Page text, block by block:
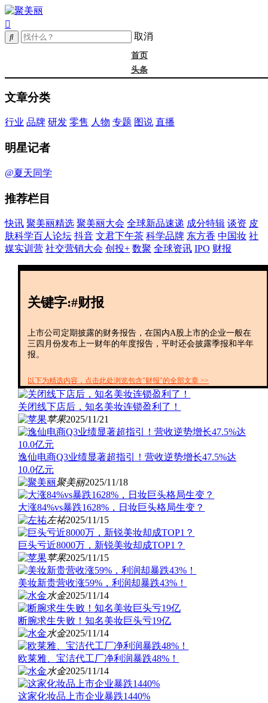
取消
首页
头条
成分
中国妆
实训营
创投+
财报
文章分类
行业 品牌 研发 零售 人物 专题 图说 直播
明星记者
@夏天同学
推荐栏目
快讯 聚美丽精选 聚美丽大会 全球新品速递 成分特辑 谈资 皮
肤科学百人论坛 抖音 文君下午茶 科学品牌 东方香 中国妆 社
媒实训营 社交营销大会 创投+ 数聚 全球资讯 IPO 财报
关键字:#财报
上市公司定期披露的财务报告，在国内A股上市的企业一般在
三四月份发布上一财年的年度报告，平时还会披露季报和半年
报。
以下为精选内容，点击此处浏览包含"财报"的全部文章 >>
关闭线下店后，知名美妆连锁盈利了！
苹果2025/11/21
逸仙电商Q3业绩显著超指引！营收逆势增长47.5%达
10.0亿元
聚美丽2025/11/18
大涨84%vs暴跌1628%，日妆巨头格局生变？
左祐2025/11/15
巨头亏近8000万，新锐美妆却成TOP1？
苹果2025/11/15
美妆新贵营收涨59%，利润却暴跌43%！
水金2025/11/14
断腕求生失败！知名美妆巨头亏19亿
水金2025/11/14
欧莱雅、宝洁代工厂净利润暴跌48%！
水金2025/11/14
这家化妆品上市企业暴跌1440%